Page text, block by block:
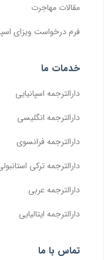
مقالات مهاجرت
فرم درخواست ویزای
خدمات ما
دارالترجمه اسپانیایی
دارالترجمه انگلیسی
دارالترجمه فرانسوی
دارالترجمه ترکی
دارالترجمه عربی
دارالترجمه ایتالیایی
تماس با ما